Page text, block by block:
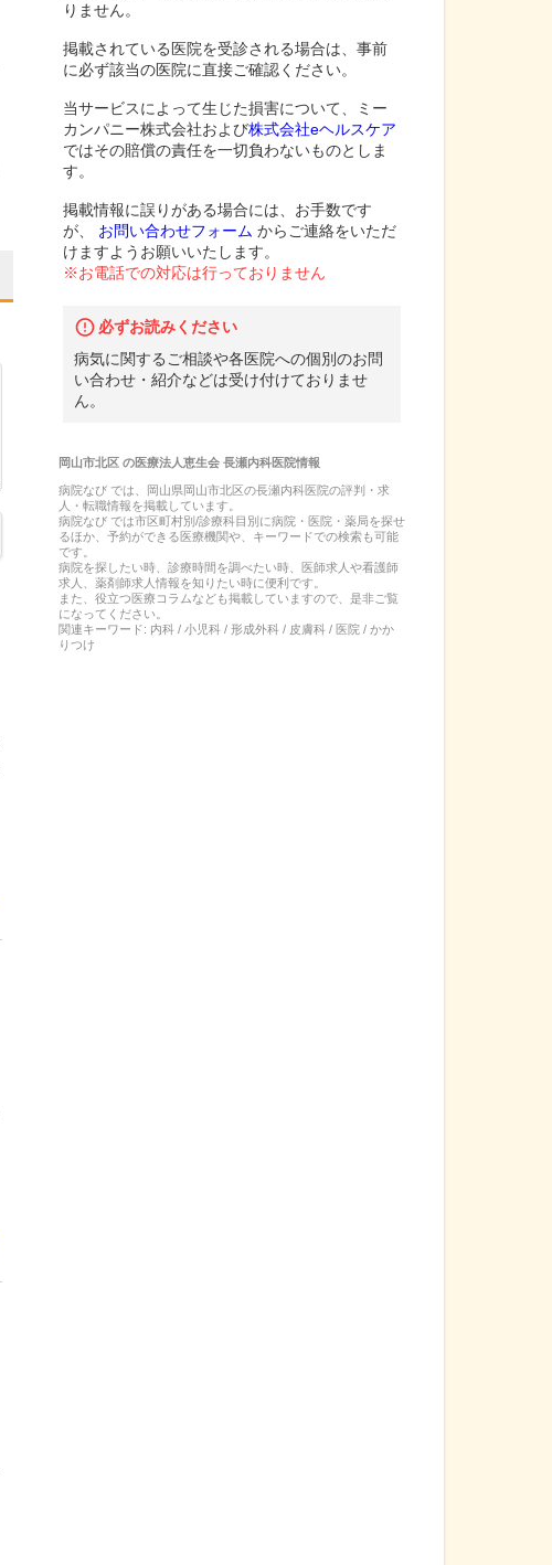
りません。
掲載されている医院を受診される場合は、事前
に必ず該当の医院に直接ご確認ください。
当サービスによって生じた損害について、ミー
カンパニー株式会社および株式会社eヘルスケア
ではその賠償の責任を一切負わないものとしま
す。
掲載情報に誤りがある場合には、お手数です
が、
お問い合わせフォーム からご連絡をいただ
けますようお願いいたします。
※お電話での対応は行っておりません
必ずお読みください
病気に関するご相談や各医院への個別のお問
い合わせ・紹介などは受け付けておりませ
ん。
岡山市北区の医療法人恵生会 長瀬内科医院情報
病院なび では、 岡山県 岡山市北区の長瀬内科医院の評判・求
人・転職情報を掲載しています。
病院なび では市区町村別/診療科目別に病院・医院・薬局を探せ
るほか、予約ができる医療機関や、キーワードでの検索も可能
です。
病院を探したい時、診療時間を調べたい時、医師求人や看護師
求人、薬剤師求人情報を知りたい時に便利です。
また、役立つ医療コラムなども掲載していますので、是非ご覧
になってください。
関連キーワード: 内科 / 小児科 / 形成外科 / 皮膚科 / 医院 / かか
りつけ